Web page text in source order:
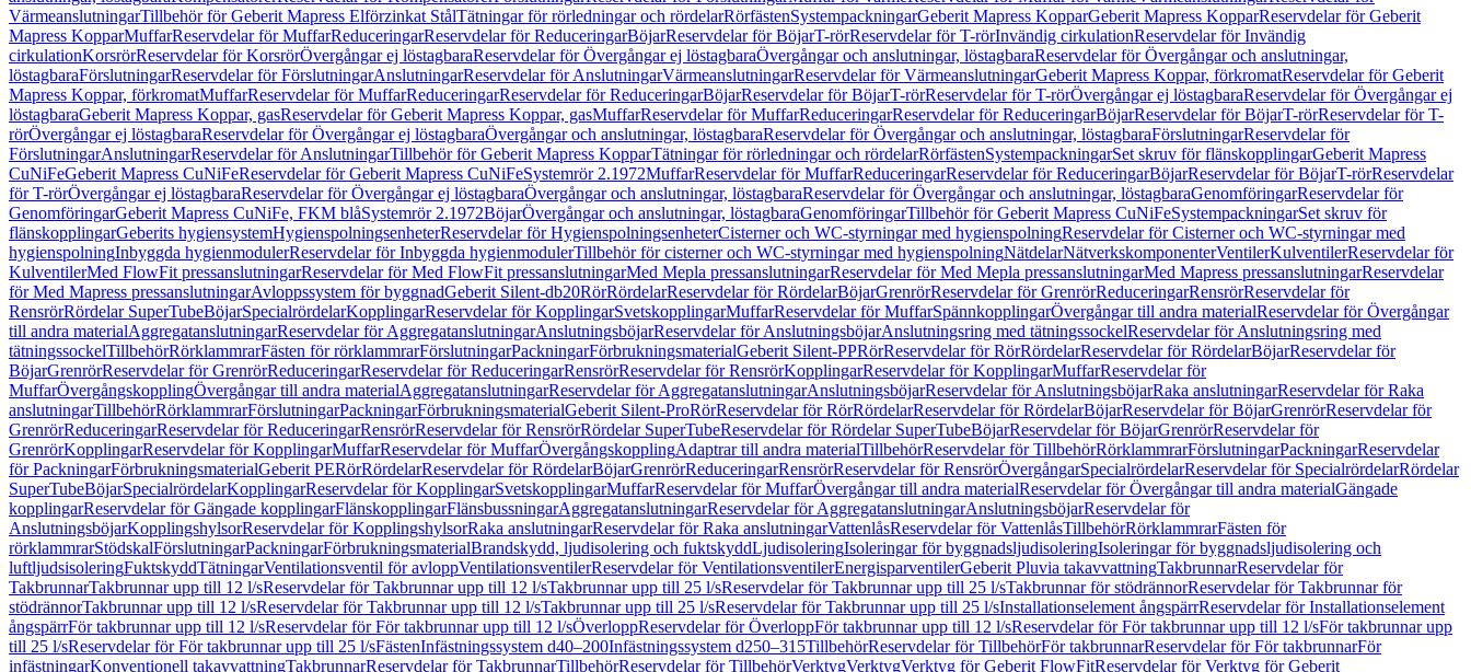
VärmeanslutningarTillbehör för Geberit Mapress Elförzinkat StålTätningar för rörledningar och rördelarRörfästenSystempackningarGeberit Mapress KopparGeberit Mapress KopparReservdelar för Geberit
Mapress KopparMuffarReservdelar för MuffarReduceringarReservdelar för ReduceringarBöjarReservdelar för BöjarT-rörReservdelar för T-rörInvändig cirkulationReservdelar för Invändig
cirkulationKorsrörReservdelar för KorsrörÖvergångar ej löstagbaraReservdelar för Övergångar ej löstagbaraÖvergångar och anslutningar, löstagbaraReservdelar för Övergångar och anslutningar,
löstagbaraFörslutningarReservdelar för FörslutningarAnslutningarReservdelar för AnslutningarVärmeanslutningarReservdelar för VärmeanslutningarGeberit Mapress Koppar, förkromatReservdelar för Geberit
Mapress Koppar, förkromatMuffarReservdelar för MuffarReduceringarReservdelar för ReduceringarBöjarReservdelar för BöjarT-rörReservdelar för T-rörÖvergångar ej löstagbaraReservdelar för Övergångar ej
löstagbaraGeberit Mapress Koppar, gasReservdelar för Geberit Mapress Koppar, gasMuffarReservdelar för MuffarReduceringarReservdelar för ReduceringarBöjarReservdelar för BöjarT-rörReservdelar för T-
rörÖvergångar ej löstagbaraReservdelar för Övergångar ej löstagbaraÖvergångar och anslutningar, löstagbaraReservdelar för Övergångar och anslutningar, löstagbaraFörslutningarReservdelar för
FörslutningarAnslutningarReservdelar för AnslutningarTillbehör för Geberit Mapress KopparTätningar för rörledningar och rördelarRörfästenSystempackningarSet skruv för flänskopplingarGeberit Mapress
CuNiFeGeberit Mapress CuNiFeReservdelar för Geberit Mapress CuNiFeSystemrör 2.1972MuffarReservdelar för MuffarReduceringarReservdelar för ReduceringarBöjarReservdelar för BöjarT-rörReservdelar
för T-rörÖvergångar ej löstagbaraReservdelar för Övergångar ej löstagbaraÖvergångar och anslutningar, löstagbaraReservdelar för Övergångar och anslutningar, löstagbaraGenomföringarReservdelar för
GenomföringarGeberit Mapress CuNiFe, FKM blåSystemrör 2.1972BöjarÖvergångar och anslutningar, löstagbaraGenomföringarTillbehör för Geberit Mapress CuNiFeSystempackningarSet skruv för
flänskopplingarGeberits hygiensystemHygienspolningsenheterReservdelar för HygienspolningsenheterCisterner och WC-styrningar med hygienspolningReservdelar för Cisterner och WC-styrningar med
hygienspolningInbyggda hygienmodulerReservdelar för Inbyggda hygienmodulerTillbehör för cisterner och WC-styrningar med hygienspolningNätdelarNätverkskomponenterVentilerKulventilerReservdelar för
KulventilerMed FlowFit pressanslutningarReservdelar för Med FlowFit pressanslutningarMed Mepla pressanslutningarReservdelar för Med Mepla pressanslutningarMed Mapress pressanslutningarReservdelar
för Med Mapress pressanslutningarAvloppssystem för byggnadGeberit Silent-db20RörRördelarReservdelar för RördelarBöjarGrenrörReservdelar för GrenrörReduceringarRensrörReservdelar för
RensrörRördelar SuperTubeBöjarSpecialrördelarKopplingarReservdelar för KopplingarSvetskopplingarMuffarReservdelar för MuffarSpännkopplingarÖvergångar till andra materialReservdelar för Övergångar
till andra materialAggregatanslutningarReservdelar för AggregatanslutningarAnslutningsböjarReservdelar för AnslutningsböjarAnslutningsring med tätningssockelReservdelar för Anslutningsring med
tätningssockelTillbehörRörklammrarFästen för rörklammrarFörslutningarPackningarFörbrukningsmaterialGeberit Silent-PPRörReservdelar för RörRördelarReservdelar för RördelarBöjarReservdelar för
BöjarGrenrörReservdelar för GrenrörReduceringarReservdelar för ReduceringarRensrörReservdelar för RensrörKopplingarReservdelar för KopplingarMuffarReservdelar för
MuffarÖvergångskopplingÖvergångar till andra materialAggregatanslutningarReservdelar för AggregatanslutningarAnslutningsböjarReservdelar för AnslutningsböjarRaka anslutningarReservdelar för Raka
anslutningarTillbehörRörklammrarFörslutningarPackningarFörbrukningsmaterialGeberit Silent-ProRörReservdelar för RörRördelarReservdelar för RördelarBöjarReservdelar för BöjarGrenrörReservdelar för
GrenrörReduceringarReservdelar för ReduceringarRensrörReservdelar för RensrörRördelar SuperTubeReservdelar för Rördelar SuperTubeBöjarReservdelar för BöjarGrenrörReservdelar för
GrenrörKopplingarReservdelar för KopplingarMuffarReservdelar för MuffarÖvergångskopplingAdaptrar till andra materialTillbehörReservdelar för TillbehörRörklammrarFörslutningarPackningarReservdelar
för PackningarFörbrukningsmaterialGeberit PERörRördelarReservdelar för RördelarBöjarGrenrörReduceringarRensrörReservdelar för RensrörÖvergångarSpecialrördelarReservdelar för SpecialrördelarRördelar
SuperTubeBöjarSpecialrördelarKopplingarReservdelar för KopplingarSvetskopplingarMuffarReservdelar för MuffarÖvergångar till andra materialReservdelar för Övergångar till andra materialGängade
kopplingarReservdelar för Gängade kopplingarFlänskopplingarFlänsbussningarAggregatanslutningarReservdelar för AggregatanslutningarAnslutningsböjarReservdelar för
AnslutningsböjarKopplingshylsorReservdelar för KopplingshylsorRaka anslutningarReservdelar för Raka anslutningarVattenlåsReservdelar för VattenlåsTillbehörRörklammrarFästen för
rörklammrarStödskalFörslutningarPackningarFörbrukningsmaterialBrandskydd, ljudisolering och fuktskyddLjudisoleringIsoleringar för byggnadsljudisoleringIsoleringar för byggnadsljudisolering och
luftljudsisoleringFuktskyddTätningarVentilationsventil för avloppVentilationsventilerReservdelar för VentilationsventilerEnergisparventilerGeberit Pluvia takavvattningTakbrunnarReservdelar för
TakbrunnarTakbrunnar upp till 12 l/sReservdelar för Takbrunnar upp till 12 l/sTakbrunnar upp till 25 l/sReservdelar för Takbrunnar upp till 25 l/sTakbrunnar för stödrännorReservdelar för Takbrunnar för
stödrännorTakbrunnar upp till 12 l/sReservdelar för Takbrunnar upp till 12 l/sTakbrunnar upp till 25 l/sReservdelar för Takbrunnar upp till 25 l/sInstallationselement ångspärrReservdelar för Installationselement
ångspärrFör takbrunnar upp till 12 l/sReservdelar för För takbrunnar upp till 12 l/sÖverloppReservdelar för ÖverloppFör takbrunnar upp till 12 l/sReservdelar för För takbrunnar upp till 12 l/sFör takbrunnar upp
till 25 l/sReservdelar för För takbrunnar upp till 25 l/sFästenInfästningssystem d40–200Infästningssystem d250–315TillbehörReservdelar för TillbehörFör takbrunnarReservdelar för För takbrunnarFör
infästningarKonventionell takavvattningTakbrunnarReservdelar för TakbrunnarTillbehörReservdelar för TillbehörVerktygVerktygVerktyg för Geberit FlowFitReservdelar för Verktyg för Geberit